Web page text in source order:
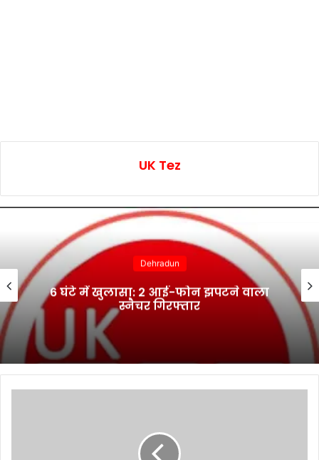
UK Tez
Dehradun
6 घंटे में खुलासा: 2 आई-फोन झपटने वाला
स्नैचर गिरफ्तार